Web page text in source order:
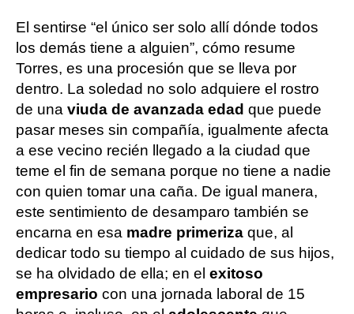
El sentirse “el único ser solo allí dónde todos
los demás tiene a alguien”, cómo resume
Torres, es una procesión que se lleva por
dentro. La soledad no solo adquiere el rostro
de una viuda de avanzada edad que puede
pasar meses sin compañía, igualmente afecta
a ese vecino recién llegado a la ciudad que
teme el fin de semana porque no tiene a nadie
con quien tomar una caña. De igual manera,
este sentimiento de desamparo también se
encarna en esa madre primeriza que, al
dedicar todo su tiempo al cuidado de sus hijos,
se ha olvidado de ella; en el exitoso
empresario con una jornada laboral de 15